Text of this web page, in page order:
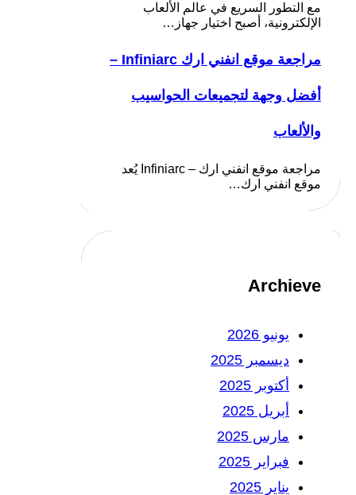
مع التطور السريع في عالم الألعاب
الإلكترونية، أصبح اختيار جهاز…
مراجعة موقع انفني ارك Infiniarc –
أفضل وجهة لتجميعات الحواسيب
والألعاب
مراجعة موقع انفني ارك – Infiniarc يُعد
موقع انفني ارك…
Archieve
يونيو 2026
ديسمبر 2025
أكتوبر 2025
أبريل 2025
مارس 2025
فبراير 2025
يناير 2025